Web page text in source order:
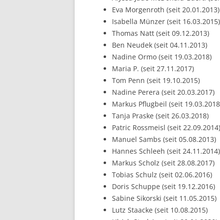
Eva Morgenroth (seit 20.01.2013)
Isabella Münzer (seit 16.03.2015)
Thomas Natt (seit 09.12.2013)
Ben Neudek (seit 04.11.2013)
Nadine Ormo (seit 19.03.2018)
Maria P. (seit 27.11.2017)
Tom Penn (seit 19.10.2015)
Nadine Perera (seit 20.03.2017)
Markus Pflugbeil (seit
Tanja Praske (seit 26.03.2018)
Patric Rossmeisl (seit 22.09.2014)
Manuel Sambs (seit 05.08.2013)
Hannes Schleeh (seit 24.11.2014)
Markus Scholz (seit 28.08.2017)
Tobias Schulz (seit 02.06.2016)
Doris Schuppe (seit 19.12.2016)
Sabine Sikorski (seit 11.05.2015)
Lutz Staacke (seit 10.08.2015)